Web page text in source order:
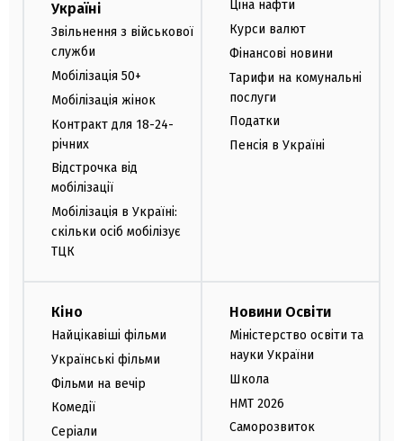
Україні
Звільнення з військової
служби
Мобілізація 50+
Мобілізація жінок
Контракт для 18-24-
річних
Відстрочка від
мобілізації
Мобілізація в Україні:
скільки осіб мобілізує
ТЦК
Ціна нафти
Курси валют
Фінансові новини
Тарифи на комунальні
послуги
Податки
Пенсія в Україні
Кіно
Найцікавіші фільми
Українські фільми
Фільми на вечір
Комедії
Серіали
Новини Освіти
Міністерство освіти та
науки України
Школа
НМТ 2026
Саморозвиток